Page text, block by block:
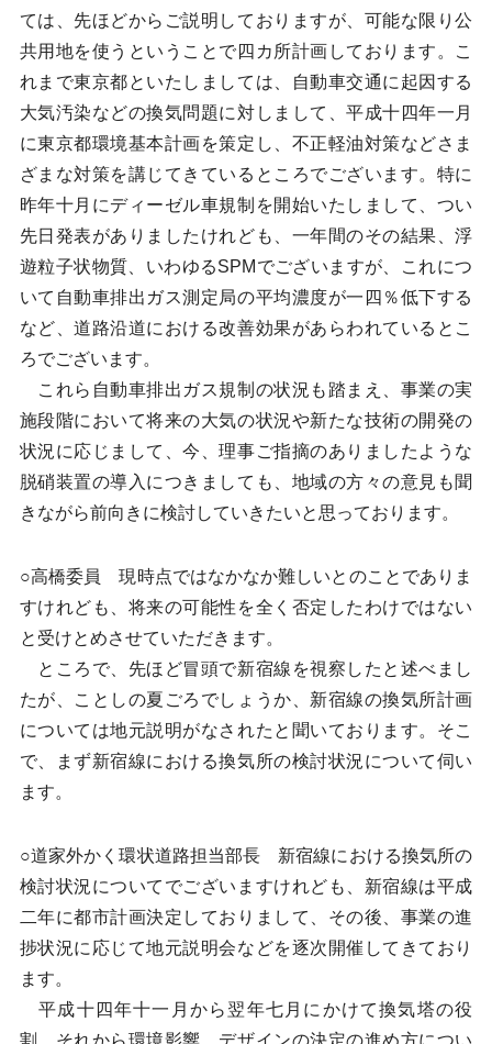
ては、先ほどからご説明しておりますが、可能な限り公
共用地を使うということで四カ所計画しております。こ
れまで東京都といたしましては、自動車交通に起因する
大気汚染などの換気問題に対しまして、平成十四年一月
に東京都環境基本計画を策定し、不正軽油対策などさま
ざまな対策を講じてきているところでございます。特に
昨年十月にディーゼル車規制を開始いたしまして、つい
先日発表がありましたけれども、一年間のその結果、浮
遊粒子状物質、いわゆるSPMでございますが、これにつ
いて自動車排出ガス測定局の平均濃度が一四％低下する
など、道路沿道における改善効果があらわれているとこ
ろでございます。
これら自動車排出ガス規制の状況も踏まえ、事業の実
施段階において将来の大気の状況や新たな技術の開発の
状況に応じまして、今、理事ご指摘のありましたような
脱硝装置の導入につきましても、地域の方々の意見も聞
きながら前向きに検討していきたいと思っております。
○高橋委員 現時点ではなかなか難しいとのことでありま
すけれども、将来の可能性を全く否定したわけではない
と受けとめさせていただきます。
ところで、先ほど冒頭で新宿線を視察したと述べまし
たが、ことしの夏ごろでしょうか、新宿線の換気所計画
については地元説明がなされたと聞いております。そこ
で、まず新宿線における換気所の検討状況について伺い
ます。
○道家外かく環状道路担当部長 新宿線における換気所の
検討状況についてでございますけれども、新宿線は平成
二年に都市計画決定しておりまして、その後、事業の進
捗状況に応じて地元説明会などを逐次開催してきており
ます。
平成十四年十一月から翌年七月にかけて換気塔の役
割、それから環境影響、デザインの決定の進め方につい